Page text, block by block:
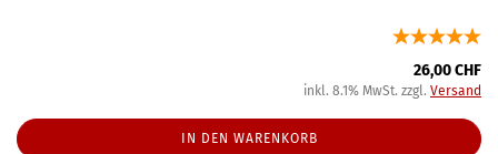
26,00 CHF
inkl. 8.1% MwSt. zzgl. Versand
IN DEN WARENKORB